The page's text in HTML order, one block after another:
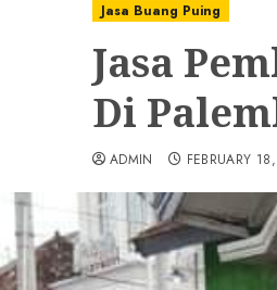
Jasa Buang Puing
Jasa
Di
ADMIN FEBRUARY